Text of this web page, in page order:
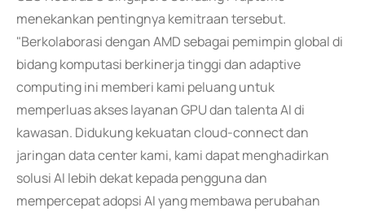
menekankan pentingnya kemitraan tersebut.
"Berkolaborasi dengan AMD sebagai pemimpin global di
bidang komputasi berkinerja tinggi dan adaptive
computing ini memberi kami peluang untuk
memperluas akses layanan GPU dan talenta AI di
kawasan. Didukung kekuatan cloud-connect dan
jaringan data center kami, kami dapat menghadirkan
solusi AI lebih dekat kepada pengguna dan
mempercepat adopsi AI yang membawa perubahan